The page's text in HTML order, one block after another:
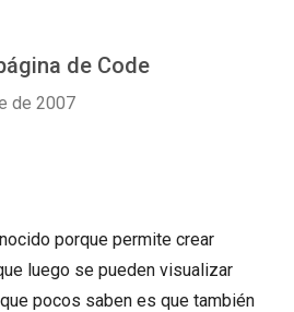
de Code
de 2007
porque permite crear
luego se pueden visualizar
pocos saben es que también